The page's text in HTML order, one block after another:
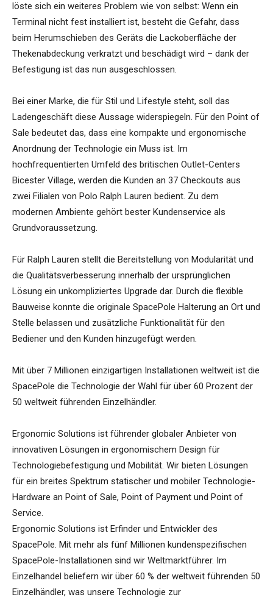
löste sich ein weiteres Problem wie von selbst: Wenn ein
Terminal nicht fest installiert ist, besteht die Gefahr, dass
beim Herumschieben des Geräts die Lackoberfläche der
Thekenabdeckung verkratzt und beschädigt wird – dank der
Befestigung ist das nun ausgeschlossen.
Bei einer Marke, die für Stil und Lifestyle steht, soll das
Ladengeschäft diese Aussage widerspiegeln. Für den Point of
Sale bedeutet das, dass eine kompakte und ergonomische
Anordnung der Technologie ein Muss ist. Im
hochfrequentierten Umfeld des britischen Outlet-Centers
Bicester Village, werden die Kunden an 37 Checkouts aus
zwei Filialen von Polo Ralph Lauren bedient. Zu dem
modernen Ambiente gehört bester Kundenservice als
Grundvoraussetzung.
Für Ralph Lauren stellt die Bereitstellung von Modularität und
die Qualitätsverbesserung innerhalb der ursprünglichen
Lösung ein unkompliziertes Upgrade dar. Durch die flexible
Bauweise konnte die originale SpacePole Halterung an Ort und
Stelle belassen und zusätzliche Funktionalität für den
Bediener und den Kunden hinzugefügt werden.
Mit über 7 Millionen einzigartigen Installationen weltweit ist die
SpacePole die Technologie der Wahl für über 60 Prozent der
50 weltweit führenden Einzelhändler.
Ergonomic Solutions ist führender globaler Anbieter von
innovativen Lösungen in ergonomischem Design für
Technologiebefestigung und Mobilität. Wir bieten Lösungen
für ein breites Spektrum statischer und mobiler Technologie-
Hardware an Point of Sale, Point of Payment und Point of
Service.
Ergonomic Solutions ist Erfinder und Entwickler des
SpacePole. Mit mehr als fünf Millionen kundenspezifischen
SpacePole-Installationen sind wir Weltmarktführer. Im
Einzelhandel beliefern wir über 60 % der weltweit führenden 50
Einzelhändler, was unsere Technologie zur